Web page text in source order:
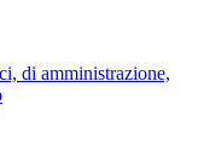
di amministrazione,